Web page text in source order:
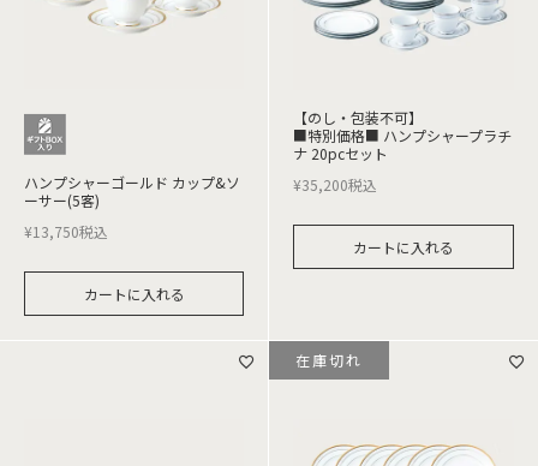
ハンプシャーゴールド カップ&ソ
ーサー(5客)
¥13,750税込
カートに入れる
【のし・包装不可】
■特別価格■ ハンプシャープラチ
ナ 20pcセット
¥35,200税込
カートに入れる
在庫切れ